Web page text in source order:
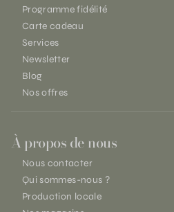
Programme fidélité
Carte cadeau
Services
Newsletter
Blog
Nos offres
À propos de nous
Nous contacter
Qui sommes-nous ?
Production locale